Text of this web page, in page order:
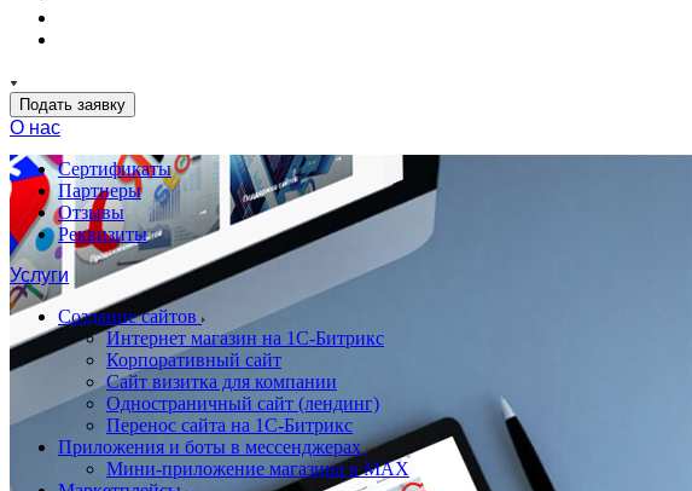
Подать заявку
О нас
Сертификаты
Партнеры
Отзывы
Реквизиты
Услуги
Создание сайтов
Интернет магазин на 1С-Битрикс
Корпоративный сайт
Сайт визитка для компании
Одностраничный сайт (лендинг)
Перенос сайта на 1С-Битрикс
Приложения и боты в мессенджерах
Мини-приложение магазина в MAX